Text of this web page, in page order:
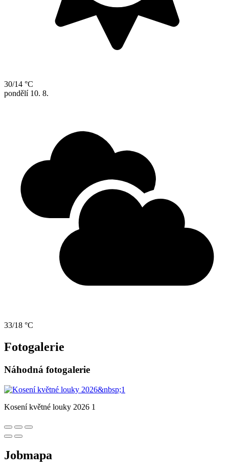
30/14 °C
pondělí 10. 8.
33/18 °C
Fotogalerie
Náhodná fotogalerie
Kosení květné louky 2026 1
Jobmapa